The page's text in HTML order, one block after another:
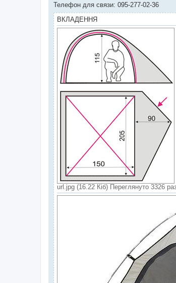
Телефон для связи: 095-277-02-36
ВКЛАДЕННЯ
url.jpg (16.22 Кіб) Переглянуто 3326